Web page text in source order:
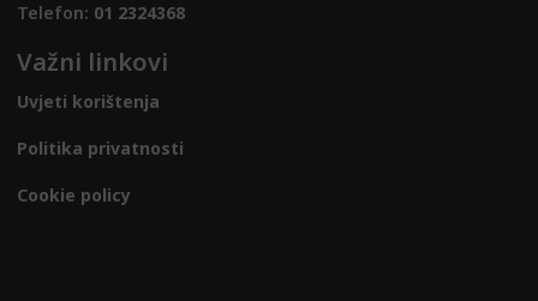
Telefon: 01 2324368
Važni linkovi
Uvjeti korištenja
Politika privatnosti
Cookie policy